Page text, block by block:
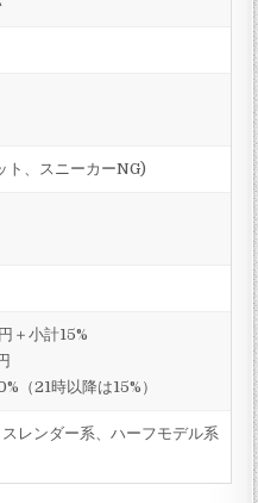
ト、スニーカーNG)
小計15%
時以降は15%）
レンダー系、ハーフモデル系